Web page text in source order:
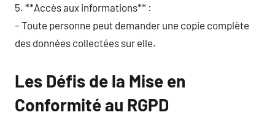
5. **Accès aux informations** :
– Toute personne peut demander une copie complète
des données collectées sur elle.
Les Défis de la Mise en
Conformité au RGPD